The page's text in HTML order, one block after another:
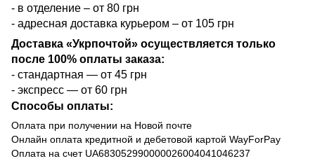
- в отделение – от 80 грн
- адресная доставка курьером – от 105 грн
Доставка «Укрпочтой» осуществляется только
после 100% оплаты заказа:
- стандартная — от 45 грн
- экспресс — от 60 грн
Способы оплаты:
Оплата при получении на Новой почте
Онлайн оплата кредитной и дебетовой картой WayForPay
Оплата на счет UA683052990000026004041046237